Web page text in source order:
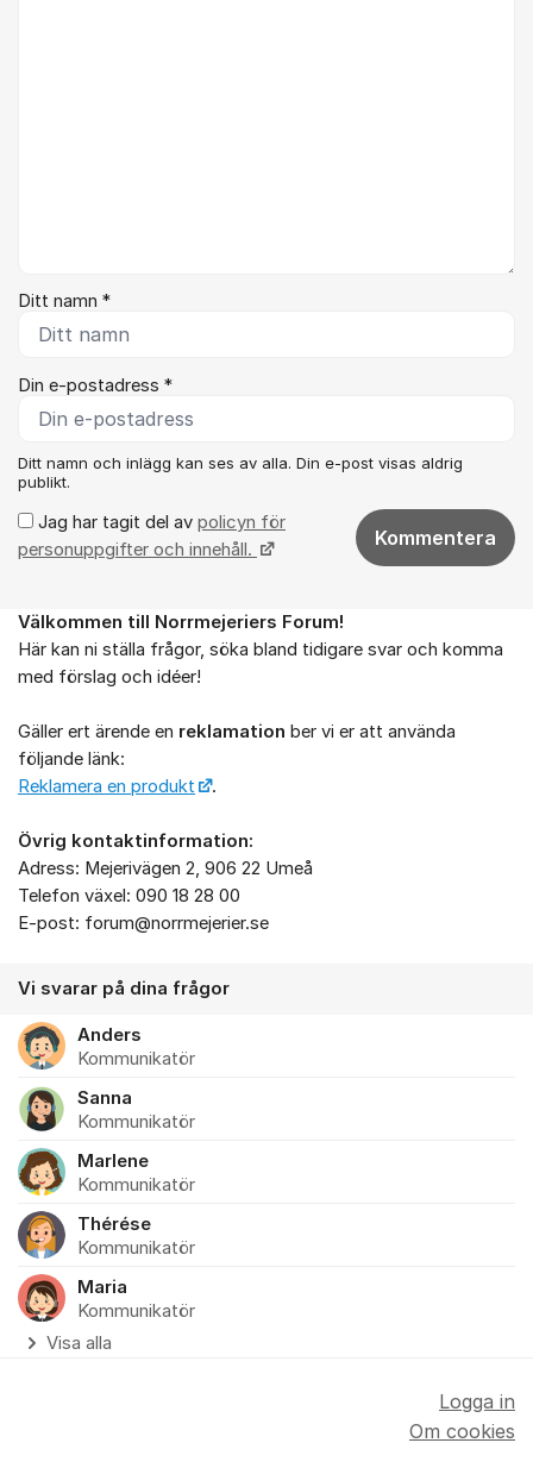
Ditt namn *
Din e-postadress *
Ditt namn och inlägg kan ses av alla. Din e-post visas aldrig
publikt.
Jag har tagit del av policyn för
personuppgifter och innehåll.
Kommentera
Om forumet
Välkommen till Norrmejeriers Forum!
Här kan ni ställa frågor, söka bland tidigare svar och komma
med förslag och idéer!
Gäller ert ärende en reklamation ber vi er att använda
följande länk:
Reklamera en produkt
.
Övrig kontaktinformation:
Adress: Mejerivägen 2, 906 22 Umeå
Telefon växel: 090 18 28 00
E-post: forum@norrmejerier.se
Vi svarar på dina frågor
Anders
Kommunikatör
Sanna
Kommunikatör
Marlene
Kommunikatör
Thérése
Kommunikatör
Maria
Kommunikatör
Visa alla
Logga in
Om cookies